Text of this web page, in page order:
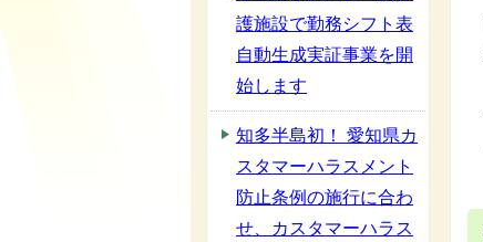
護施設で勤務シフト表
自動生成実証事業を開
始します
知多半島初！ 愛知県カ
スタマーハラスメント
防止条例の施行に合わ
せ、カスタマーハラス